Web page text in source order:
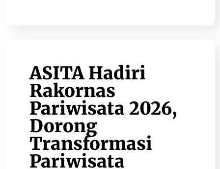
ASITA Hadiri
Rakornas
Pariwisata 2026,
Dorong
Transformasi
Pariwisata